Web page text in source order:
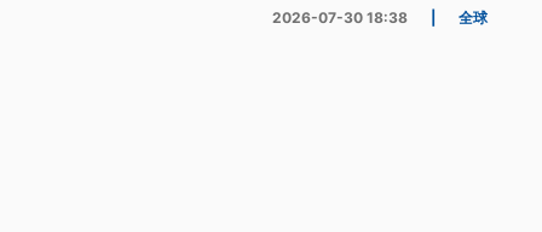
2026-07-30 18:38 全球